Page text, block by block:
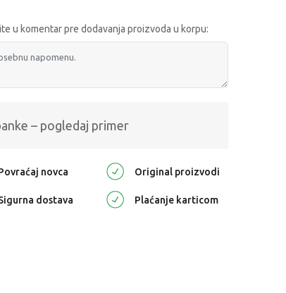
u komentar pre dodavanja proizvoda u korpu:
– pogledaj primer
novca Original proizvodi
dostava Plaćanje karticom